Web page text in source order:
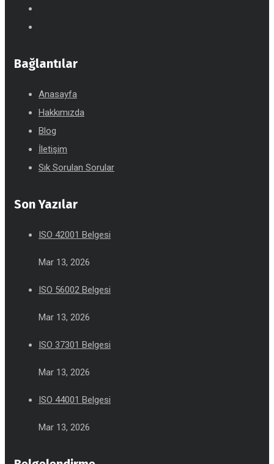
Bağlantılar
Anasayfa
Hakkımızda
Blog
İletişim
Sık Sorulan Sorular
Son Yazılar
ISO 42001 Belgesi
Mar 13, 2026
ISO 56002 Belgesi
Mar 13, 2026
ISO 37301 Belgesi
Mar 13, 2026
ISO 44001 Belgesi
Mar 13, 2026